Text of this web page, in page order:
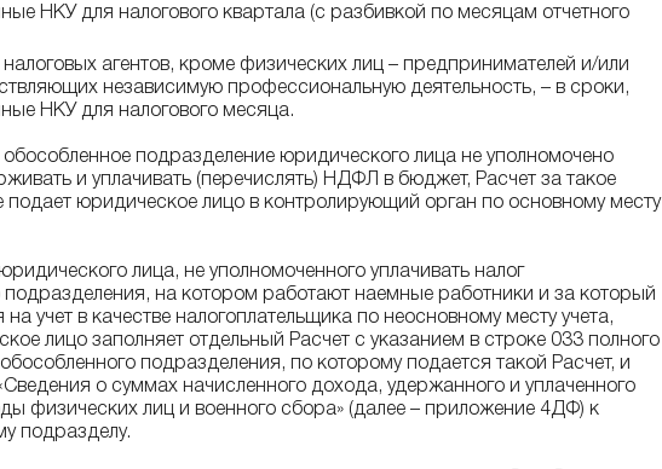
НКУ для налогового квартала (с разбивкой по месяцам отчетного
налоговых агентов, кроме физических лиц – предпринимателей и/или
независимую профессиональную деятельность, – в сроки,
НКУ для налогового месяца.
обособленное подразделение юридического лица не уполномочено
и уплачивать (перечислять) НДФЛ в бюджет, Расчет за такое
подает юридическое лицо в контролирующий орган по основному месту
лица, не уполномоченного уплачивать налог
подразделения, на котором работают наемные работники и за который
на учет в качестве налогоплательщика по неосновному месту учета,
лицо заполняет отдельный Расчет с указанием в строке 033 полного
подразделения, по которому подается такой Расчет, и
о суммах начисленного дохода, удержанного и уплаченного
физических лиц и военного сбора» (далее – приложение 4ДФ) к
подразделу.